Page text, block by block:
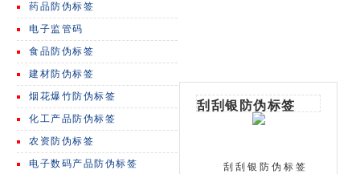
药品防伪标签
电子监管码
食品防伪标签
建材防伪标签
烟花爆竹防伪标签
化工产品防伪标签
农资防伪标签
电子数码产品防伪标签
刮刮银防伪标签
刮刮银防伪标签